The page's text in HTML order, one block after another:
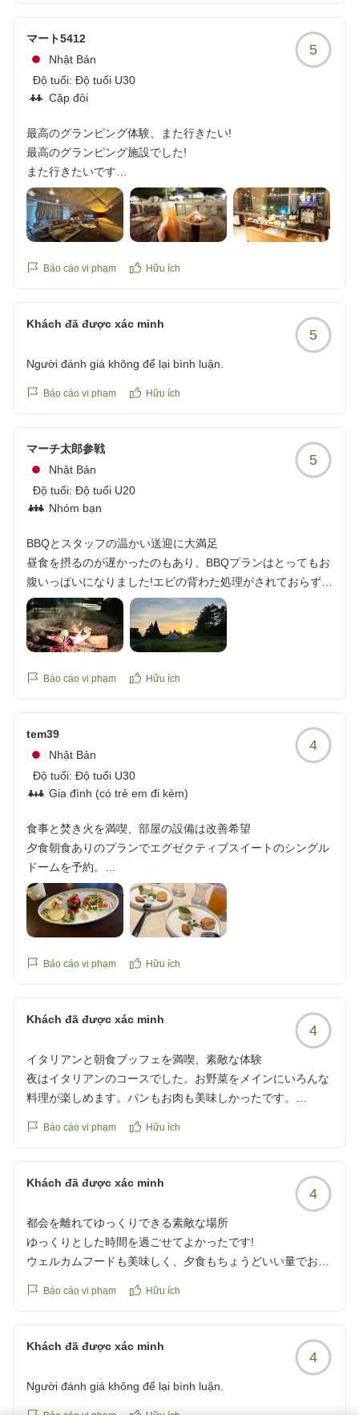
の設備あり、安心しました。夕飯はBBQコースにしたのです
が、量がとても多く、親子4人では食べきれなかったのと、
炭がしけっていたのか中々火が起こさなかったのは少し手間
がかかりましたが、いい体験でした。
場所的に、虫やアブがいて、家族がアブに刺されてしまった
ので、アブ対策にも長袖長ズボンと靴下を履いて出た方が安
心です。
とても楽しい時間を過ごせました。子供達も喜んでいて帰り
ありがとうございました。
クチコミの詳細はこちらから
https://review.travel.rakuten.co.jp/hotel/voice/180522?
reviewId=33123478546109
マート5412
Nhật Bản
Độ tuổi: Độ tuổi U30
Cặp đôi
5
最高のグランピング体験、また行きたい!
最高のグランピング施設でした!
また行きたいです
クチコミの詳細はこちらから
https://review.travel.rakuten.co.jp/hotel/voice/180522?
reviewId=33123478224070
Báo cáo vi phạm Hữu ích
Khách đã được xác minh
5
Người đánh giá không để lại bình luận.
Báo cáo vi phạm Hữu ích
マーチ太郎参戦
Nhật Bản
Độ tuổi: Độ tuổi U20
Nhóm bạn
5
BBQとスタッフの温かい送迎に大満足
昼食を摂るのが遅かったのもあり、BBQプランはとってもお
腹いっぱいになりました!エビの背わた処理がされておらずジ
ャリジャリだったのは残念でしたが、お肉やじゃがバター、
焼きおにぎりなど嬉しいラインナップで楽しめました! また
近場の温泉施設へ向かうのに最終便の運転をお願いし、帰り
フさんのお気遣いがあり温泉施設を出てすぐの場所で待機し
焼きマシュマロやバー利用でピザも美味しく楽しめました。
自然はもちろん軽食やお料理もとても満足できました!ありが
とうございました!
クチコミの詳細はこちらから
reviewId=33123478041113
Báo cáo vi phạm Hữu ích
tem39
Nhật Bản
Độ tuổi: Độ tuổi U30
Gia đình (có trẻ em đi kèm)
4
食事と焚き火を満喫、部屋の設備は改善希望
夕食朝食ありのプランでエグゼクティブスイートのシングル
ドームを予約。
牟礼駅を降りると親切そうなスタッフに声掛けされ施設まで
送迎いただきました。
私が一番良かったのはご飯が美味しかったこと!
す。夜はバーでお酒やピザ、おつまみが並べてあって夜食に
Spaもアメニティやアイスまで完備してて綺麗でした。
なかったような...?ソファがベンチのような骨組みだけだか
部屋はおしゃれで広々使えました。カーテンを全開に開けて
自然の景色も満喫。
ただ空調の設定がうまく効かず夜は少し寒かったのと、ソフ
ァやラグに盛大なシミがありました。あと照明が明るく照ら
され過ぎて寝る時もう少し暗くできると良かったです。
シーズン的な事情なのか、宿泊施設の周りがだだっ広い芝生
と林で散歩しようにもどこを楽しめばいいか少し分かりづら
かったです。タイミングによってまた違った楽しみ方が出来
Báo cáo vi phạm Hữu ích
Khách đã được xác minh
4
イタリアンと朝食ブッフェを満喫、素敵な体験
夜はイタリアンのコースでした。お野菜をメインにいろんな
料理が楽しめます。パンもお肉も美味しかったです。
種類が多すぎないので一通り試せるのもよかったです。
お風呂は施設にある大浴場か、車移動で温泉施設が利用でき
ます。
シャワー、トイレ、洗面だけならサイトの近くにあり、そち
らも綺麗でした。
素敵なグランピング体験をありがとうございました。
reviewId=33123477985563
Báo cáo vi phạm Hữu ích
Khách đã được xác minh
4
都会を離れてゆっくりできる素敵な場所
ゆっくりとした時間を過ごせてよかったです!
ウェルカムフードも美味しく、夕食もちょうどいい量でお腹
いました笑バータイムも楽し利用しました!お風呂は熱すぎて
ウンジタイムを満喫したくて温泉には行かず大浴場利用にし
ました。)場所はとっても行きにくいですが、子連れも多く
他の画像やクチコミの詳細はこちらから
Báo cáo vi phạm Hữu ích
Khách đã được xác minh
4
Người đánh giá không để lại bình luận.